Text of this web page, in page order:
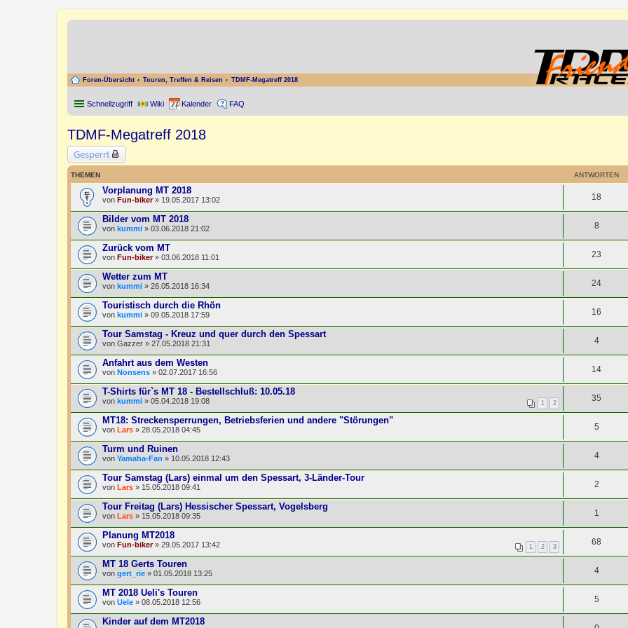
Foren-Übersicht Touren, Treffen & Reisen TDMF-Megatreff 2018
Schnellzugriff Wiki Kalender FAQ
TDMF-Megatreff 2018
Gesperrt
THEMEN ANTWORTEN
Vorplanung MT 2018
von Fun-biker» 19.05.2017 13:02 18
Bilder vom MT 2018
von kummi » 03.06.2018 21:02 8
Zurück vom MT
von Fun-biker» 03.06.2018 11:01 23
Wetter zum MT
von kummi » 26.05.2018 16:34 24
Touristisch durch die Rhön
von kummi » 09.05.2018 17:59 16
Tour Samstag - Kreuz und quer durch den Spessart
von Gazzer » 27.05.2018 21:31 4
Anfahrt aus dem Westen
von Nonsens » 02.07.2017 16:56 14
T-Shirts für`s MT 18 - Bestellschluß: 10.05.18
1 2
von kummi » 05.04.2018 19:08 35
MT18: Streckensperrungen, Betriebsferien und andere "Störungen"
von Lars » 28.05.2018 04:45 5
Turm und Ruinen
von Yamaha-Fan » 10.05.2018 12:43 4
Tour Samstag (Lars) einmal um den Spessart, 3-Länder-Tour
von Lars » 15.05.2018 09:41 2
Tour Freitag (Lars) Hessischer Spessart, Vogelsberg
von Lars » 15.05.2018 09:35 1
Planung MT2018
1 2 3
von Fun-biker» 29.05.2017 13:42 68
MT 18 Gerts Touren
von gert_rie » 01.05.2018 13:25 4
MT 2018 Ueli's Touren
von Uele » 08.05.2018 12:56 5
Kinder auf dem MT2018